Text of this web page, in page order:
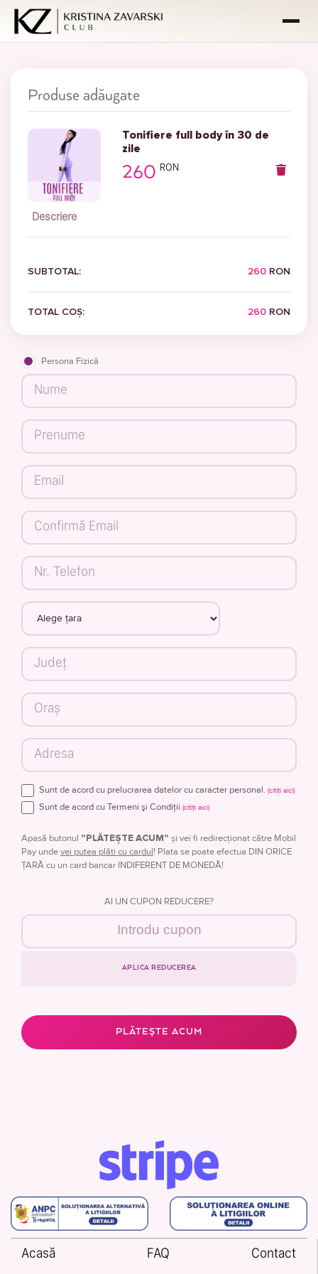
PROGRAME
ÎNTREABĂ-MĂ
FAQ
Produse adăugate
Tonifiere full body în 30 de
zile
260 RON
Descriere
SUBTOTAL: 260 RON
TOTAL COȘ: 260 RON
Persona Fizică
Sunt de acord cu prelucrarea datelor cu caracter personal. (citiți aici)
Sunt de acord cu Termeni şi Condiţii (citiți aici)
Apasă butonul "PLĂTEȘTE ACUM" și vei fi redirecționat către Mobil
Pay undevei putea plăti cu cardul! Plata se poate efectua DIN ORICE
ȚARĂ cu un card bancar INDIFERENT DE MONEDĂ!
AI UN CUPON REDUCERE?
APLICA REDUCEREA
PLĂTEȘTE ACUM
Acasă FAQ
Contact